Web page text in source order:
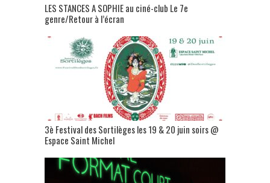
LES STANCES A SOPHIE au ciné-club Le 7e
genre/Retour à l’écran
3è Festival des Sortilèges les 19 & 20 juin soirs @
Espace Saint Michel